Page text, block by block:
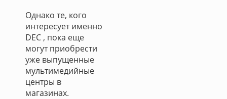
Однако те, кого
интересует именно
DEC , пока еще
могут приобрести
уже выпущенные
мультимедийные
центры в
магазинах.